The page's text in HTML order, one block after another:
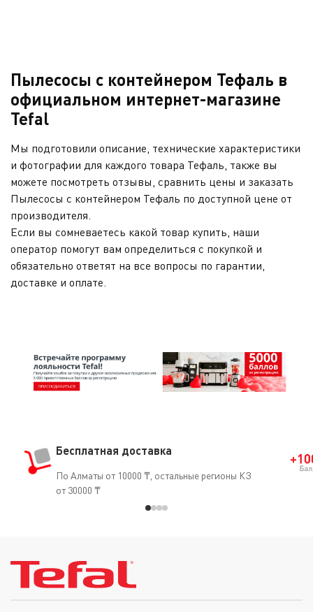
Пылесосы с контейнером Тефаль в
официальном интернет-магазине
Tefal
Мы подготовили описание, технические характеристики
и фотографии для каждого товара Тефаль, также вы
можете посмотреть отзывы, сравнить цены и заказать
Пылесосы с контейнером Тефаль по доступной цене от
производителя.
Если вы сомневаетесь какой товар купить, наши
оператор помогут вам определиться с покупкой и
обязательно ответят на все вопросы по гарантии,
доставке и оплате.
Бесплатная доставка
По Алматы от 10000 ₸, остальные регионы КЗ
от 30000 ₸